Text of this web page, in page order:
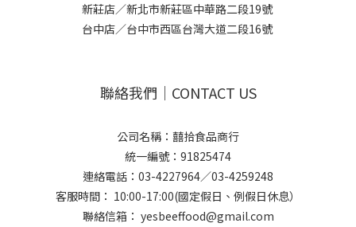
新莊店／新北市新莊區中華路二段19號
台中店／台中市西區台灣大道二段16號
聯絡我們｜CONTACT US
公司名稱：囍拾食品商行
統一編號：91825474
連絡電話：03-4227964／03-4259248
客服時間： 10:00-17:00(國定假日、例假日休息）
聯絡信箱： yesbeeffood@gmail.com